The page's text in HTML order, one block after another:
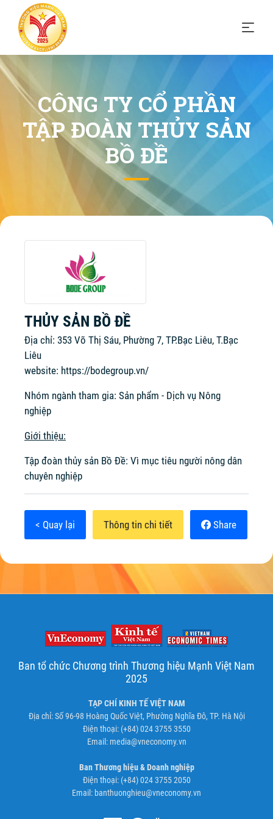
CÔNG TY CỔ PHẦN
TẬP ĐOÀN THỦY SẢN
BỒ ĐỀ
THỦY SẢN BỒ ĐỀ
Địa chỉ: 353 Võ Thị Sáu, Phường 7, TP.Bạc Liêu, T.Bạc
Liêu
website: https://bodegroup.vn/
Nhóm ngành tham gia: Sản phẩm - Dịch vụ Nông
nghiệp
Giới thiệu:
Tập đoàn thủy sản Bồ Đề: Vì mục tiêu người nông dân
chuyên nghiệp
< Quay lại Thông tin chi tiết Share
Ban tổ chức Chương trình Thương hiệu Mạnh Việt Nam
2025
TẠP CHÍ KINH TẾ VIỆT NAM
Địa chỉ: Số 96-98 Hoàng Quốc Việt, Phường Nghĩa Đô, TP. Hà Nội
Điện thoại: (+84) 024 3755 3550
Email: media@vneconomy.vn
Ban Thương hiệu & Doanh nghiệp
Điện thoại: (+84) 024 3755 2050
Email: banthuonghieu@vneconomy.vn